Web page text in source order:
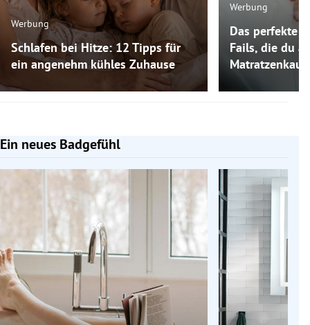
Werbung
Schlafen bei Hitze: 12 Tipps für
ein angenehm kühles Zuhause
Werbung
Das perfekte
Fails, die du
Matratzenkauf
Ein neues Badgefühl
Slide 1 von 5